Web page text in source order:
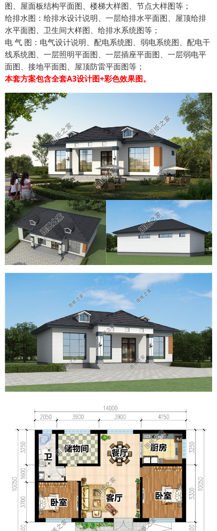
图、屋面板结构平面图、楼梯大样图、节点大样图等；
给排水图：给排水设计说明、一层给排水平面图、屋顶给排
水平面图、卫生间大样图、给排水系统图等；
电 气 图：电气设计说明、配电系统图、弱电系统图、配电干
线系统图、一层照明平面图、一层插座平面图、一层弱电平
面图、接地平面图、屋顶防雷平面图等；
本套方案包含全套A3设计图+彩色效果图。